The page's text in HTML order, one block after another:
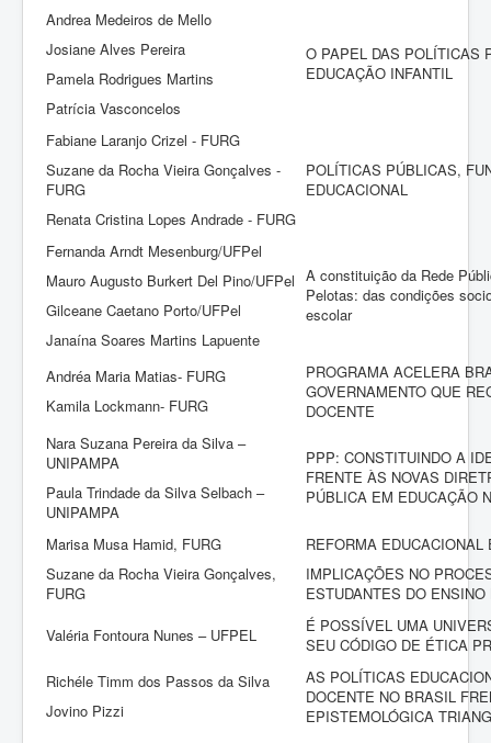
Andrea Medeiros de Mello
Josiane Alves Pereira
Pamela Rodrigues Martins
Patrícia Vasconcelos
O PAPEL DAS POLÍTICAS
EDUCAÇÃO INFANTIL
Fabiane Laranjo Crizel - FURG
Suzane da Rocha Vieira Gonçalves -
FURG
Renata Cristina Lopes Andrade - FURG
POLÍTICAS PÚBLICAS,
EDUCACIONAL
Fernanda Arndt Mesenburg/UFPel
Mauro Augusto Burkert Del Pino/UFPel
Gilceane Caetano Porto/UFPel
Janaína Soares Martins Lapuente
A constituição da Rede
Pelotas: das condições
escolar
Andréa Maria Matias- FURG
Kamila Lockmann- FURG
PROGRAMA ACELERA
GOVERNAMENTO QUE
DOCENTE
Nara Suzana Pereira da Silva –
UNIPAMPA
Paula Trindade da Silva Selbach –
UNIPAMPA
PPP: CONSTITUINDO A
FRENTE ÀS NOVAS
PÚBLICA EM EDUCAÇÃO
Marisa Musa Hamid, FURG
Suzane da Rocha Vieira Gonçalves,
FURG
REFORMA EDUCACIONAL
IMPLICAÇÕES NO
ESTUDANTES DO ENSINO
Valéria Fontoura Nunes – UFPEL
É POSSÍVEL UMA
SEU CÓDIGO DE ÉTICA
Richéle Timm dos Passos da Silva
Jovino Pizzi
AS POLÍTICAS
DOCENTE NO BRASIL
EPISTEMOLÓGICA